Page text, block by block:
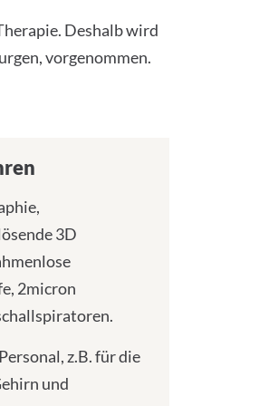
Deshalb wird
vorgenommen.
3D
2micron
z.B. für die
und